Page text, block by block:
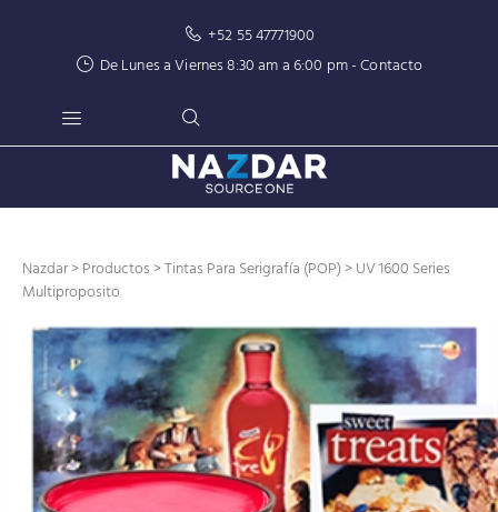
+52 55 47771900
De Lunes a Viernes 8:30 am a 6:00 pm -Contacto
Nazdar>Productos>Tintas Para Serigrafía (POP)> UV 1600 Series
Multiproposito